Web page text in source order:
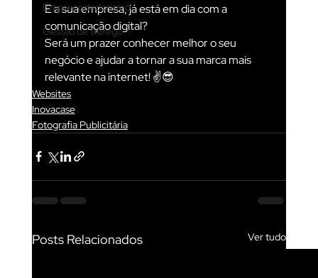
Empreendedorismo
Gestão de tráfego
E a sua empresa, já está em dia com a
comunicação digital?
Será um prazer conhecer melhor o seu
negócio e ajudar a tornar a sua marca mais
relevante na internet! ✌️😎
Websites
Inovacase
Fotografia Publicitária
Posts Relacionados Ver tudo